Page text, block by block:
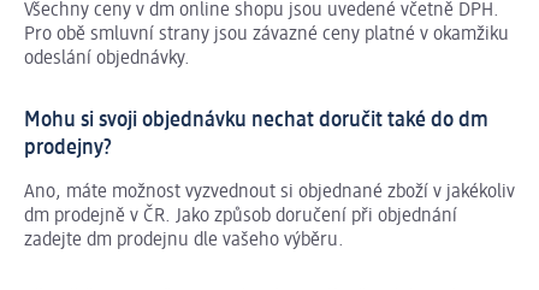
Všechny ceny v dm online shopu jsou uvedené včetně DPH.
Pro obě smluvní strany jsou závazné ceny platné v okamžiku
odeslání objednávky.
Mohu si svoji objednávku nechat doručit také do dm
prodejny?
Ano, máte možnost vyzvednout si objednané zboží v jakékoliv
dm prodejně v ČR. Jako způsob doručení při objednání
zadejte dm prodejnu dle vašeho výběru.